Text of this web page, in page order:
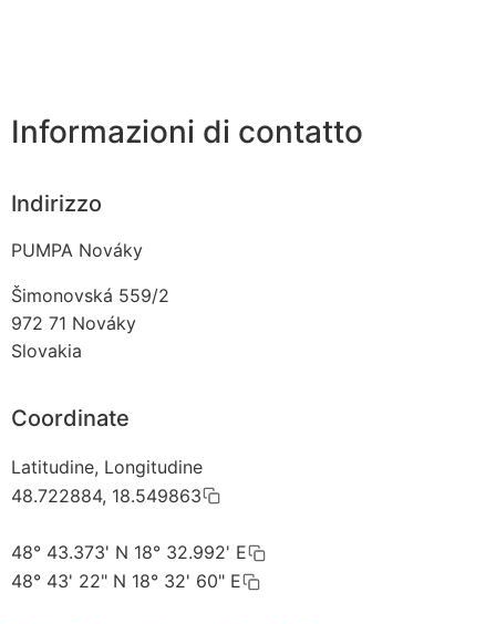
Informazioni di contatto
Indirizzo
PUMPA Nováky
Šimonovská 559/2
972 71 Nováky
Slovakia
Coordinate
Latitudine, Longitudine
48.722884, 18.549863
48° 43.373' N 18° 32.992' E
48° 43' 22" N 18° 32' 60" E